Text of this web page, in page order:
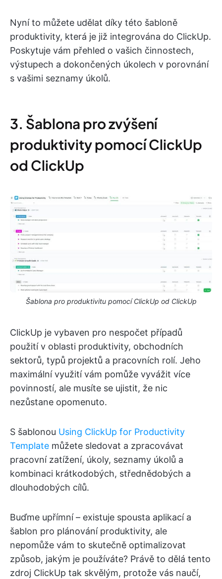
Nyní to můžete udělat díky této šabloně
produktivity, která je již integrována do ClickUp.
Poskytuje vám přehled o vašich činnostech,
výstupech a dokončených úkolech v porovnání
s vašimi seznamy úkolů.
3. Šablona pro zvýšení
produktivity pomocí ClickUp
od ClickUp
Šablona pro produktivitu pomocí ClickUp od ClickUp
ClickUp je vybaven pro nespočet případů
použití v oblasti produktivity, obchodních
sektorů, typů projektů a pracovních rolí. Jeho
maximální využití vám pomůže vyvážit více
povinností, ale musíte se ujistit, že nic
nezůstane opomenuto.
S šablonou Using ClickUp for Productivity
Template můžete sledovat a zpracovávat
pracovní zatížení, úkoly, seznamy úkolů a
kombinaci krátkodobých, střednědobých a
dlouhodobých cílů.
Buďme upřímní – existuje spousta aplikací a
šablon pro plánování produktivity, ale
nepomůže vám to skutečně optimalizovat
způsob, jakým je používáte? Právě to dělá tento
zdroj ClickUp tak skvělým, protože vás naučí,